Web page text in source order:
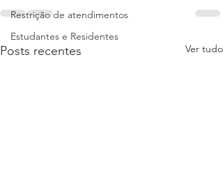
Restrição de atendimentos
Estudantes e Residentes
Posts recentes Ver tudo